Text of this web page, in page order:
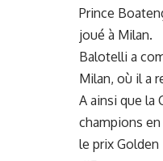
Prince
joué à Milan.
Balotelli a
Milan, où il a
A ainsi que la
champions
le prix